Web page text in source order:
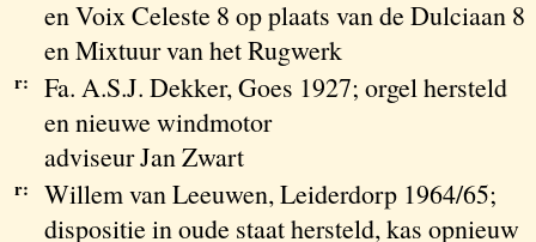
en Voix Celeste 8 op plaats van de Dulciaan 8
en Mixtuur van het Rugwerk
r:
Fa. A.S.J. Dekker, Goes 1927; orgel hersteld
en nieuwe windmotor
adviseur Jan Zwart
r:
Willem van Leeuwen, Leiderdorp 1964/65;
dispositie in oude staat hersteld, kas opnieuw